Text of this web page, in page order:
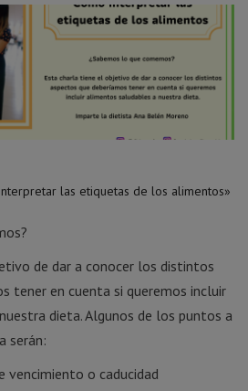
las etiquetas de los alimentos»
de dar a conocer los distintos
tener en cuenta si queremos incluir
dieta. Algunos de los puntos a
serán:
vencimiento o caducidad